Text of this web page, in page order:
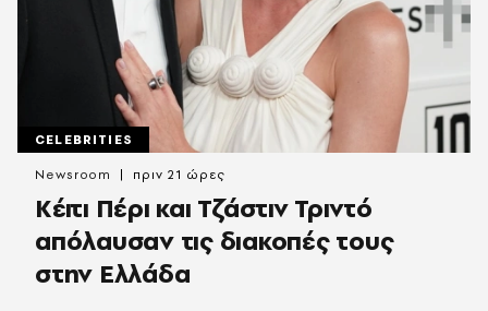
CELEBRITIES
Κέιτι Πέρι και Τζάστιν Τριντό
απόλαυσαν τις διακοπές τους
στην Ελλάδα
Newsroom πριν 21 ώρες